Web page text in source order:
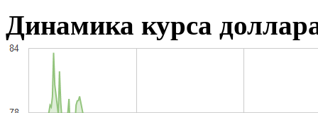
Динамика курса